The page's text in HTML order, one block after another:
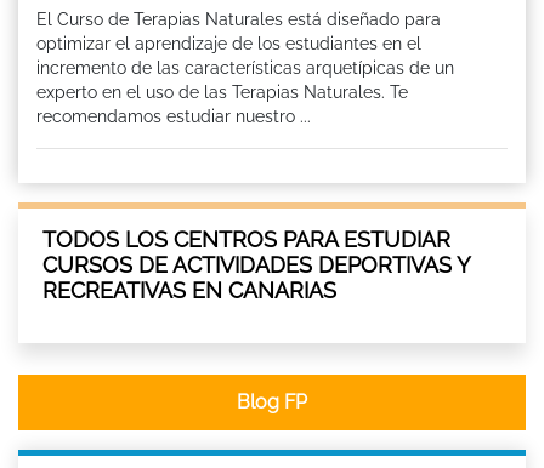
El Curso de Terapias Naturales está diseñado para
optimizar el aprendizaje de los estudiantes en el
incremento de las características arquetípicas de un
experto en el uso de las Terapias Naturales. Te
recomendamos estudiar nuestro ...
TODOS LOS CENTROS PARA ESTUDIAR
CURSOS DE ACTIVIDADES DEPORTIVAS Y
RECREATIVAS EN CANARIAS
Blog FP